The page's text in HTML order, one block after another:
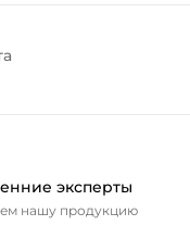
эксперты
нашу продукцию